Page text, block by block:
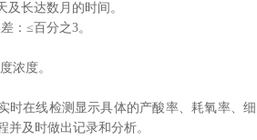
长达数月的时间。
：≤百分之3。
浓度。
时在线检测显示具体的产酸率、耗氧率、细
及时做出记录和分析。